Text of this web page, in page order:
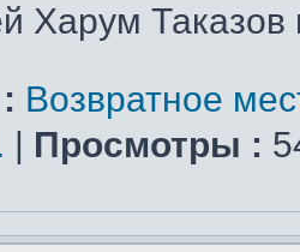
Харум Таказов
Возвратное
| Просмотры :